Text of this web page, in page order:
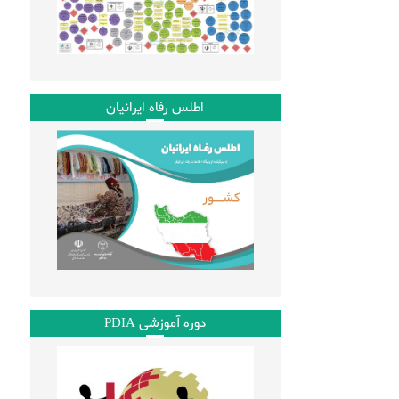
اطلس رفاه ایرانیان
دوره آموزشی PDIA